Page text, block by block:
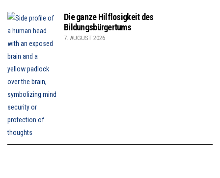
Die ganze Hilflosigkeit des
Bildungsbürgertums
7. AUGUST 2026